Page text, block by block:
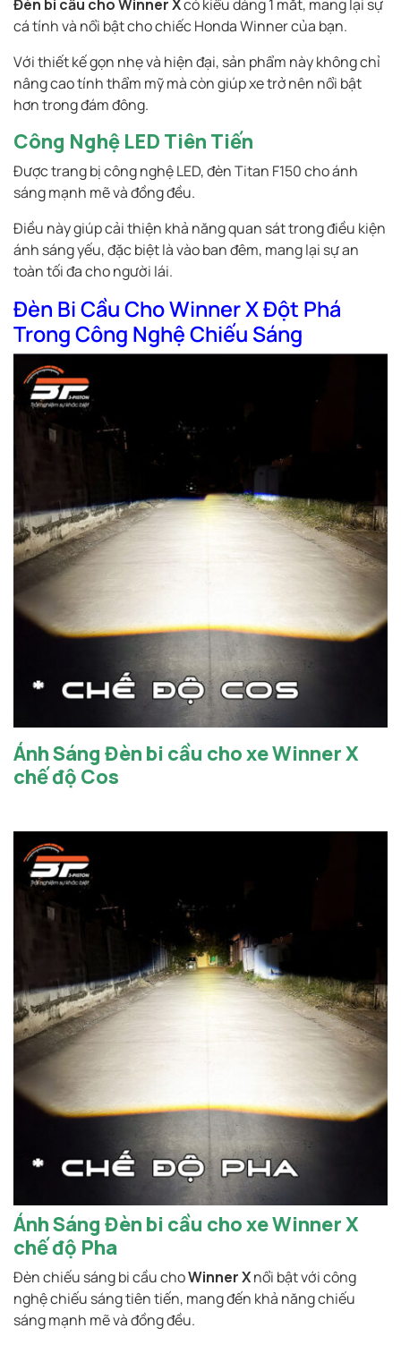
Đèn bi cầu cho Winner Xcó kiểu dáng 1 mắt, mang lại sự
cá tính và nổi bật cho chiếc Honda Winner của bạn.
Với thiết kế gọn nhẹ và hiện đại, sản phẩm này không chỉ
nâng cao tính thẩm mỹ mà còn giúp xe trở nên nổi bật
hơn trong đám đông.
Công Nghệ LED Tiên Tiến
Được trang bị công nghệ LED, đèn Titan F150 cho ánh
sáng mạnh mẽ và đồng đều.
Điều này giúp cải thiện khả năng quan sát trong điều kiện
ánh sáng yếu, đặc biệt là vào ban đêm, mang lại sự an
toàn tối đa cho người lái.
Đèn Bi Cầu Cho Winner X Đột Phá
Trong Công Nghệ Chiếu Sáng
Ánh Sáng Đèn bi cầu cho xe Winner X
chế độ Cos
Ánh Sáng Đèn bi cầu cho xe Winner X
chế độ Pha
Đèn chiếu sáng bi cầu choWinner Xnổi bật với công
nghệ chiếu sáng tiên tiến, mang đến khả năng chiếu
sáng mạnh mẽ và đồng đều.